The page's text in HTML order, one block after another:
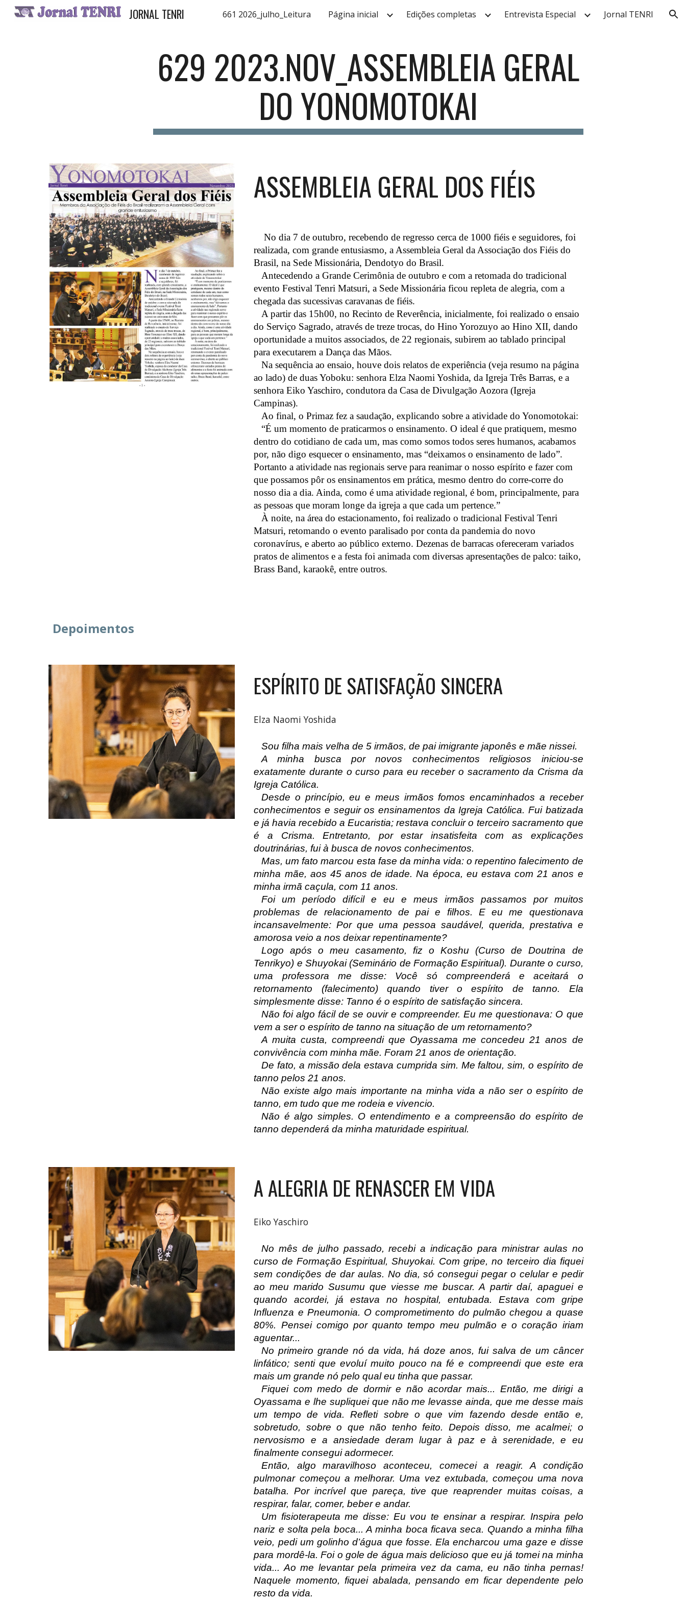
Skip to main content Skip to navigation
JORNAL TENRI 661 2026_julho_Leitura Página inicial Edições completas Entrevista Especial Jornal TENRI
629 2023.NOV_ASSEMBLEIA GERAL
DO YONOMOTOKAI
ASSEMBLEIA GERAL DOS FIÉIS
No dia 7 de outubro, recebendo de regresso cerca de 1000 fiéis e seguidores, foi
realizada, com grande entusiasmo, a Assembleia Geral da Associação dos Fiéis do
Brasil, na Sede Missionária, Dendotyo do Brasil.
Antecedendo a Grande Cerimônia de outubro e com a retomada do tradicional
evento Festival Tenri Matsuri, a Sede Missionária ficou repleta de alegria, com a
chegada das sucessivas caravanas de fiéis.
A partir das 15h00, no Recinto de Reverência, inicialmente, foi realizado o ensaio
do Serviço Sagrado, através de treze trocas, do Hino Yorozuyo ao Hino XII, dando
oportunidade a muitos associados, de 22 regionais, subirem ao tablado principal
para executarem a Dança das Mãos.
Na sequência ao ensaio, houve dois relatos de experiência (veja resumo na página
ao lado) de duas Yoboku: senhora Elza Naomi Yoshida, da Igreja Três Barras, e a
senhora Eiko Yaschiro, condutora da Casa de Divulgação Aozora (Igreja
Campinas).
Ao final, o Primaz fez a saudação, explicando sobre a atividade do Yonomotokai:
“É um momento de praticarmos o ensinamento. O ideal é que pratiquem, mesmo
dentro do cotidiano de cada um, mas como somos todos seres humanos, acabamos
por, não digo esquecer o ensinamento, mas “deixamos o ensinamento de lado”.
Portanto a atividade nas regionais serve para reanimar o nosso espírito e fazer com
que possamos pôr os ensinamentos em prática, mesmo dentro do corre-corre do
nosso dia a dia. Ainda, como é uma atividade regional, é bom, principalmente, para
as pessoas que moram longe da igreja a que cada um pertence.”
À noite, na área do estacionamento, foi realizado o tradicional Festival Tenri
Matsuri, retomando o evento paralisado por conta da pandemia do novo
coronavírus, e aberto ao público externo. Dezenas de barracas ofereceram variados
pratos de alimentos e a festa foi animada com diversas apresentações de palco: taiko,
Brass Band, karaokê, entre outros.
Depoimentos
ESPÍRITO DE SATISFAÇÃO SINCERA
Elza Naomi Yoshida
Sou filha mais velha de 5 irmãos, de pai imigrante japonês e mãe nissei.
A minha busca por novos conhecimentos religiosos iniciou-se
exatamente durante o curso para eu receber o sacramento da Crisma da
Igreja Católica.
Desde o princípio, eu e meus irmãos fomos encaminhados a receber
conhecimentos e seguir os ensinamentos da Igreja Católica. Fui batizada
e já havia recebido a Eucaristia; restava concluir o terceiro sacramento que
é a Crisma. Entretanto, por estar insatisfeita com as explicações
doutrinárias, fui à busca de novos conhecimentos.
Mas, um fato marcou esta fase da minha vida: o repentino falecimento de
minha mãe, aos 45 anos de idade. Na época, eu estava com 21 anos e
minha irmã caçula, com 11 anos.
Foi um período difícil e eu e meus irmãos passamos por muitos
problemas de relacionamento de pai e filhos. E eu me questionava
incansavelmente: Por que uma pessoa saudável, querida, prestativa e
amorosa veio a nos deixar repentinamente?
Logo após o meu casamento, fiz o Koshu (Curso de Doutrina de
Tenrikyo) e Shuyokai (Seminário de Formação Espiritual). Durante o curso,
uma professora me disse: Você só compreenderá e aceitará o
retornamento (falecimento) quando tiver o espírito de tanno. Ela
simplesmente disse: Tanno é o espírito de satisfação sincera.
Não foi algo fácil de se ouvir e compreender. Eu me questionava: O que
vem a ser o espírito de tanno na situação de um retornamento?
A muita custa, compreendi que Oyassama me concedeu 21 anos de
convivência com minha mãe. Foram 21 anos de orientação.
De fato, a missão dela estava cumprida sim. Me faltou, sim, o espírito de
tanno pelos 21 anos.
Não existe algo mais importante na minha vida a não ser o espírito de
tanno, em tudo que me rodeia e vivencio.
Não é algo simples. O entendimento e a compreensão do espírito de
tanno dependerá da minha maturidade espiritual.
A ALEGRIA DE RENASCER EM VIDA
Eiko Yaschiro
No mês de julho passado, recebi a indicação para ministrar aulas no
curso de Formação Espiritual, Shuyokai. Com gripe, no terceiro dia fiquei
sem condições de dar aulas. No dia, só consegui pegar o celular e pedir
ao meu marido Susumu que viesse me buscar. A partir daí, apaguei e
quando acordei, já estava no hospital, entubada. Estava com gripe
Influenza e Pneumonia. O comprometimento do pulmão chegou a quase
80%. Pensei comigo por quanto tempo meu pulmão e o coração iriam
aguentar...
No primeiro grande nó da vida, há doze anos, fui salva de um câncer
linfático; senti que evoluí muito pouco na fé e compreendi que este era
mais um grande nó pelo qual eu tinha que passar.
Fiquei com medo de dormir e não acordar mais... Então, me dirigi a
Oyassama e lhe supliquei que não me levasse ainda, que me desse mais
um tempo de vida. Refleti sobre o que vim fazendo desde então e,
sobretudo, sobre o que não tenho feito. Depois disso, me acalmei; o
nervosismo e a ansiedade deram lugar à paz e à serenidade, e eu
finalmente consegui adormecer.
Então, algo maravilhoso aconteceu, comecei a reagir. A condição
pulmonar começou a melhorar. Uma vez extubada, começou uma nova
batalha. Por incrível que pareça, tive que reaprender muitas coisas, a
respirar, falar, comer, beber e andar.
Um fisioterapeuta me disse: Eu vou te ensinar a respirar. Inspira pelo
nariz e solta pela boca... A minha boca ficava seca. Quando a minha filha
veio, pedi um golinho d’água que fosse. Ela encharcou uma gaze e disse
para mordê-la. Foi o gole de água mais delicioso que eu já tomei na minha
vida... Ao me levantar pela primeira vez da cama, eu não tinha pernas!
Naquele momento, fiquei abalada, pensando em ficar dependente pelo
resto da vida.